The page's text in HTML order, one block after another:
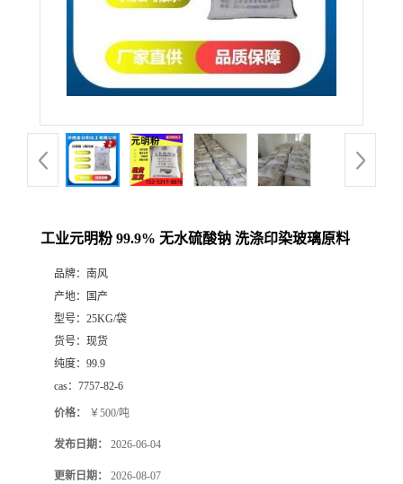
工业元明粉 99.9% 无水硫酸钠 洗涤印染玻璃原料
品牌： 南风
产地：
国产
型号： 25KG/袋
货号： 现货
纯度： 99.9
cas： 7757-82-6
价格： ￥500/吨
发布日期： 2026-06-04
更新日期： 2026-08-07